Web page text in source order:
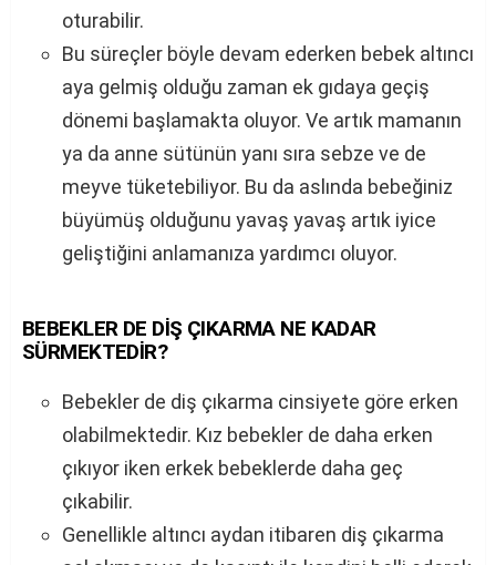
oturabilir.
Bu süreçler böyle devam ederken bebek altıncı
aya gelmiş olduğu zaman ek gıdaya geçiş
dönemi başlamakta oluyor. Ve artık mamanın
ya da anne sütünün yanı sıra sebze ve de
meyve tüketebiliyor. Bu da aslında bebeğiniz
büyümüş olduğunu yavaş yavaş artık iyice
geliştiğini anlamanıza yardımcı oluyor.
BEBEKLER DE DİŞ ÇIKARMA NE KADAR
SÜRMEKTEDİR?
Bebekler de diş çıkarma cinsiyete göre erken
olabilmektedir. Kız bebekler de daha erken
çıkıyor iken erkek bebeklerde daha geç
çıkabilir.
Genellikle altıncı aydan itibaren diş çıkarma